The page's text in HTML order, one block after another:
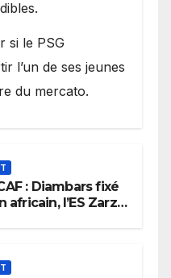
si le PSG
l’un de ses jeunes
du mercato.
: Diambars fixé
africain, l’ES Zarzis